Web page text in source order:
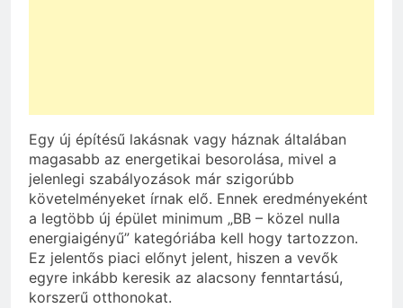
Egy új építésű lakásnak vagy háznak általában
magasabb az energetikai besorolása, mivel a
jelenlegi szabályozások már szigorúbb
követelményeket írnak elő. Ennek eredményeként
a legtöbb új épület minimum „BB – közel nulla
energiaigényű” kategóriába kell hogy tartozzon.
Ez jelentős piaci előnyt jelent, hiszen a vevők
egyre inkább keresik az alacsony fenntartású,
korszerű otthonokat.